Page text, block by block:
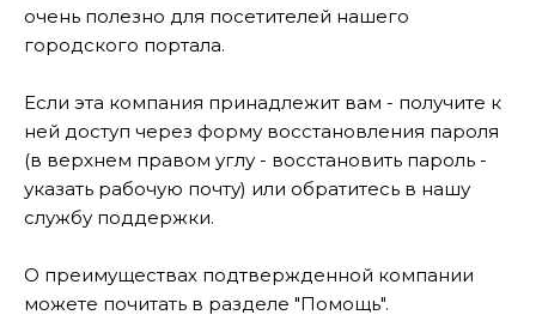
очень полезно для посетителей нашего
городского портала.
Если эта компания принадлежит вам - получите к
ней доступ через форму восстановления пароля
(в верхнем правом углу - восстановить пароль -
указать рабочую почту) или обратитесь в нашу
службу поддержки.
О преимуществах подтвержденной компании
можете почитать в разделе "Помощь".